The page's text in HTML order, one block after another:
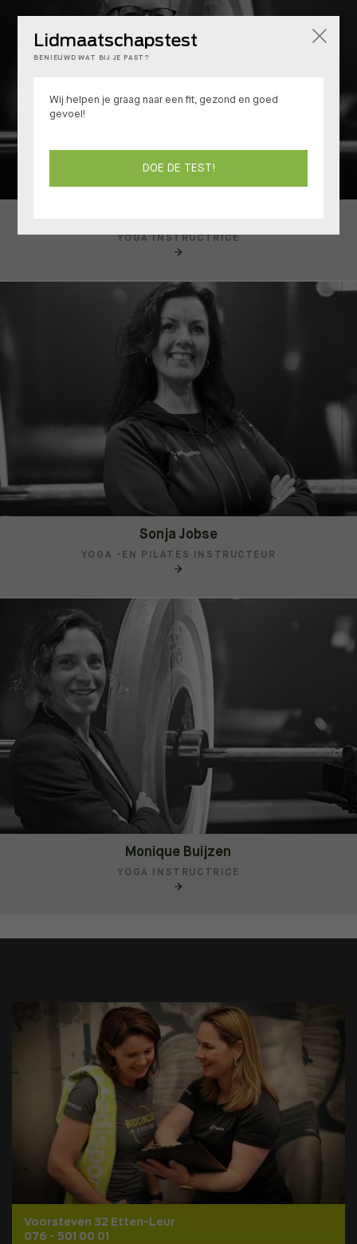
YOGA INSTRUCTRICE
Sonja Jobse
YOGA -EN PILATES INSTRUCTEUR
Monique Buijzen
YOGA INSTRUCTRICE
Voorsteven 32 Etten-Leur
076 - 501 00 01
Lidmaatschapstest
BENIEUWD WAT BIJ JE PAST?
Wij helpen je graag naar een fit, gezond en goed
gevoel!
DOE DE TEST!